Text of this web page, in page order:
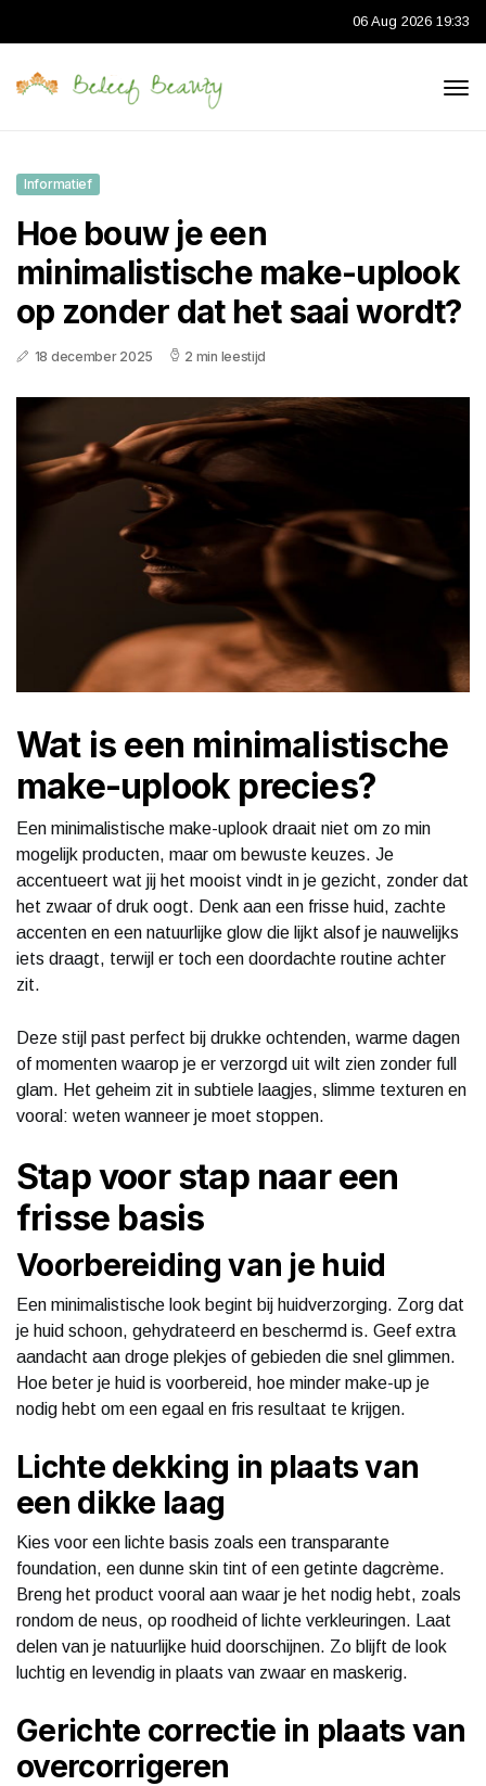
06 Aug 2026 19:33
Informatief
Hoe bouw je een
minimalistische make-uplook
op zonder dat het saai wordt?
18 december 2025 2 min leestijd
Wat is een minimalistische
make-uplook precies?
Een minimalistische make-uplook draait niet om zo min
mogelijk producten, maar om bewuste keuzes. Je
accentueert wat jij het mooist vindt in je gezicht, zonder dat
het zwaar of druk oogt. Denk aan een frisse huid, zachte
accenten en een natuurlijke glow die lijkt alsof je nauwelijks
iets draagt, terwijl er toch een doordachte routine achter
zit.
Deze stijl past perfect bij drukke ochtenden, warme dagen
of momenten waarop je er verzorgd uit wilt zien zonder full
glam. Het geheim zit in subtiele laagjes, slimme texturen en
vooral: weten wanneer je moet stoppen.
Stap voor stap naar een
frisse basis
Voorbereiding van je huid
Een minimalistische look begint bij huidverzorging. Zorg dat
je huid schoon, gehydrateerd en beschermd is. Geef extra
aandacht aan droge plekjes of gebieden die snel glimmen.
Hoe beter je huid is voorbereid, hoe minder make-up je
nodig hebt om een egaal en fris resultaat te krijgen.
Lichte dekking in plaats van
een dikke laag
Kies voor een lichte basis zoals een transparante
foundation, een dunne skin tint of een getinte dagcrème.
Breng het product vooral aan waar je het nodig hebt, zoals
rondom de neus, op roodheid of lichte verkleuringen. Laat
delen van je natuurlijke huid doorschijnen. Zo blijft de look
luchtig en levendig in plaats van zwaar en maskerig.
Gerichte correctie in plaats van
overcorrigeren